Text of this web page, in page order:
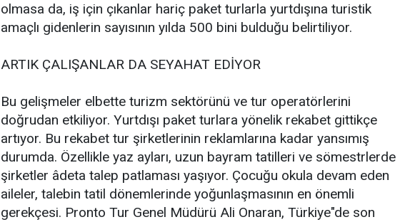
olmasa da, iş için çıkanlar hariç paket turlarla yurtdışına turistik
amaçlı gidenlerin sayısının yılda 500 bini bulduğu belirtiliyor.
ARTIK ÇALIŞANLAR DA SEYAHAT EDİYOR
Bu gelişmeler elbette turizm sektörünü ve tur operatörlerini
doğrudan etkiliyor. Yurtdışı paket turlara yönelik rekabet gittikçe
artıyor. Bu rekabet tur şirketlerinin reklamlarına kadar yansımış
durumda. Özellikle yaz ayları, uzun bayram tatilleri ve sömestrlerde
şirketler âdeta talep patlaması yaşıyor. Çocuğu okula devam eden
aileler, talebin tatil dönemlerinde yoğunlaşmasının en önemli
gerekçesi. Pronto Tur Genel Müdürü Ali Onaran, Türkiye"de son